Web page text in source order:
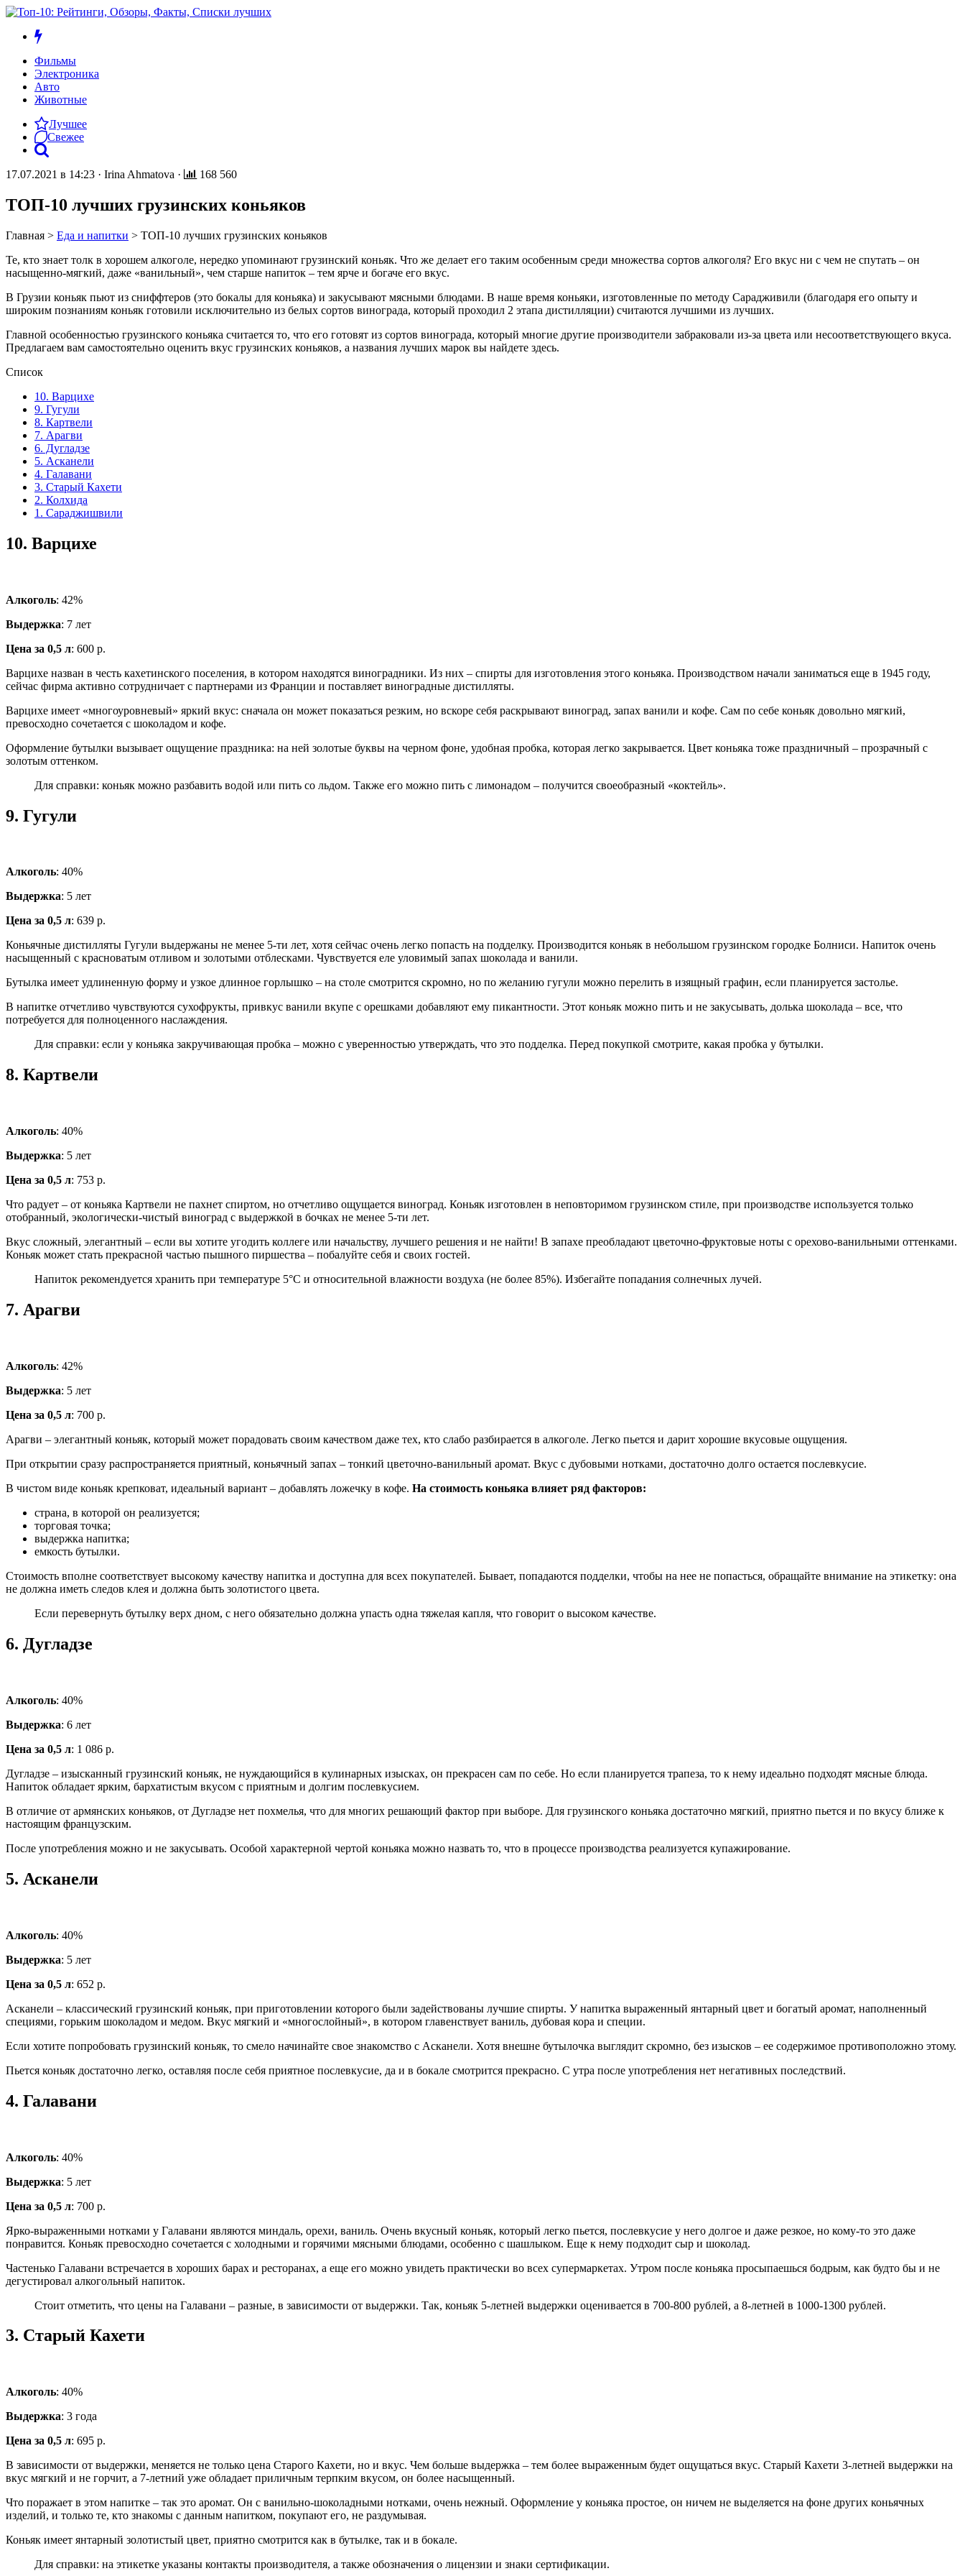
Фильмы
Электроника
Авто
Животные
Лучшее
Свежее
17.07.2021 в 14:23 · Irina Ahmatova · 168 560
ТОП-10 лучших грузинских коньяков
Главная > Еда и напитки > ТОП-10 лучших грузинских коньяков
Те, кто знает толк в хорошем алкоголе, нередко упоминают грузинский коньяк. Что же делает его таким особенным среди множества сортов алкоголя? Его вкус ни с чем не спутать – он
насыщенно-мягкий, даже «ванильный», чем старше напиток – тем ярче и богаче его вкус.
В Грузии коньяк пьют из сниффтеров (это бокалы для коньяка) и закусывают мясными блюдами. В наше время коньяки, изготовленные по методу Сарадживили (благодаря его опыту и
широким познаниям коньяк готовили исключительно из белых сортов винограда, который проходил 2 этапа дистилляции) считаются лучшими из лучших.
Главной особенностью грузинского коньяка считается то, что его готовят из сортов винограда, который многие другие производители забраковали из-за цвета или несоответствующего вкуса.
Предлагаем вам самостоятельно оценить вкус грузинских коньяков, а названия лучших марок вы найдете здесь.
Список
10. Варцихе
9. Гугули
8. Картвели
7. Арагви
6. Дугладзе
5. Асканели
4. Галавани
3. Старый Кахети
2. Колхида
1. Сараджишвили
10. Варцихе
Алкоголь: 42%
Выдержка: 7 лет
Цена за 0,5 л: 600 р.
Варцихе назван в честь кахетинского поселения, в котором находятся виноградники. Из них – спирты для изготовления этого коньяка. Производством начали заниматься еще в 1945 году,
сейчас фирма активно сотрудничает с партнерами из Франции и поставляет виноградные дистилляты.
Варцихе имеет «многоуровневый» яркий вкус: сначала он может показаться резким, но вскоре себя раскрывают виноград, запах ванили и кофе. Сам по себе коньяк довольно мягкий,
превосходно сочетается с шоколадом и кофе.
Оформление бутылки вызывает ощущение праздника: на ней золотые буквы на черном фоне, удобная пробка, которая легко закрывается. Цвет коньяка тоже праздничный – прозрачный с
золотым оттенком.
Для справки: коньяк можно разбавить водой или пить со льдом. Также его можно пить с лимонадом – получится своеобразный «коктейль».
9. Гугули
Алкоголь: 40%
Выдержка: 5 лет
Цена за 0,5 л: 639 р.
Коньячные дистилляты Гугули выдержаны не менее 5-ти лет, хотя сейчас очень легко попасть на подделку. Производится коньяк в небольшом грузинском городке Болниси. Напиток очень
насыщенный с красноватым отливом и золотыми отблесками. Чувствуется еле уловимый запах шоколада и ванили.
Бутылка имеет удлиненную форму и узкое длинное горлышко – на столе смотрится скромно, но по желанию гугули можно перелить в изящный графин, если планируется застолье.
В напитке отчетливо чувствуются сухофрукты, привкус ванили вкупе с орешками добавляют ему пикантности. Этот коньяк можно пить и не закусывать, долька шоколада – все, что
потребуется для полноценного наслаждения.
Для справки: если у коньяка закручивающая пробка – можно с уверенностью утверждать, что это подделка. Перед покупкой смотрите, какая пробка у бутылки.
8. Картвели
Алкоголь: 40%
Выдержка: 5 лет
Цена за 0,5 л: 753 р.
Что радует – от коньяка Картвели не пахнет спиртом, но отчетливо ощущается виноград. Коньяк изготовлен в неповторимом грузинском стиле, при производстве используется только
отобранный, экологически-чистый виноград с выдержкой в бочках не менее 5-ти лет.
Вкус сложный, элегантный – если вы хотите угодить коллеге или начальству, лучшего решения и не найти! В запахе преобладают цветочно-фруктовые ноты с орехово-ванильными оттенками.
Коньяк может стать прекрасной частью пышного пиршества – побалуйте себя и своих гостей.
Напиток рекомендуется хранить при температуре 5°C и относительной влажности воздуха (не более 85%). Избегайте попадания солнечных лучей.
7. Арагви
Алкоголь: 42%
Выдержка: 5 лет
Цена за 0,5 л: 700 р.
Арагви – элегантный коньяк, который может порадовать своим качеством даже тех, кто слабо разбирается в алкоголе. Легко пьется и дарит хорошие вкусовые ощущения.
При открытии сразу распространяется приятный, коньячный запах – тонкий цветочно-ванильный аромат. Вкус с дубовыми нотками, достаточно долго остается послевкусие.
В чистом виде коньяк крепковат, идеальный вариант – добавлять ложечку в кофе. На стоимость коньяка влияет ряд факторов:
страна, в которой он реализуется;
торговая точка;
выдержка напитка;
емкость бутылки.
Стоимость вполне соответствует высокому качеству напитка и доступна для всех покупателей. Бывает, попадаются подделки, чтобы на нее не попасться, обращайте внимание на этикетку: она
не должна иметь следов клея и должна быть золотистого цвета.
Если перевернуть бутылку верх дном, с него обязательно должна упасть одна тяжелая капля, что говорит о высоком качестве.
6. Дугладзе
Алкоголь: 40%
Выдержка: 6 лет
Цена за 0,5 л: 1 086 р.
Дугладзе – изысканный грузинский коньяк, не нуждающийся в кулинарных изысках, он прекрасен сам по себе. Но если планируется трапеза, то к нему идеально подходят мясные блюда.
Напиток обладает ярким, бархатистым вкусом с приятным и долгим послевкусием.
В отличие от армянских коньяков, от Дугладзе нет похмелья, что для многих решающий фактор при выборе. Для грузинского коньяка достаточно мягкий, приятно пьется и по вкусу ближе к
настоящим французским.
После употребления можно и не закусывать. Особой характерной чертой коньяка можно назвать то, что в процессе производства реализуется купажирование.
5. Асканели
Алкоголь: 40%
Выдержка: 5 лет
Цена за 0,5 л: 652 р.
Асканели – классический грузинский коньяк, при приготовлении которого были задействованы лучшие спирты. У напитка выраженный янтарный цвет и богатый аромат, наполненный
специями, горьким шоколадом и медом. Вкус мягкий и «многослойный», в котором главенствует ваниль, дубовая кора и специи.
Если хотите попробовать грузинский коньяк, то смело начинайте свое знакомство с Асканели. Хотя внешне бутылочка выглядит скромно, без изысков – ее содержимое противоположно этому.
Пьется коньяк достаточно легко, оставляя после себя приятное послевкусие, да и в бокале смотрится прекрасно. С утра после употребления нет негативных последствий.
4. Галавани
Алкоголь: 40%
Выдержка: 5 лет
Цена за 0,5 л: 700 р.
Ярко-выраженными нотками у Галавани являются миндаль, орехи, ваниль. Очень вкусный коньяк, который легко пьется, послевкусие у него долгое и даже резкое, но кому-то это даже
понравится. Коньяк превосходно сочетается с холодными и горячими мясными блюдами, особенно с шашлыком. Еще к нему подходит сыр и шоколад.
Частенько Галавани встречается в хороших барах и ресторанах, а еще его можно увидеть практически во всех супермаркетах. Утром после коньяка просыпаешься бодрым, как будто бы и не
дегустировал алкогольный напиток.
Стоит отметить, что цены на Галавани – разные, в зависимости от выдержки. Так, коньяк 5-летней выдержки оценивается в 700-800 рублей, а 8-летней в 1000-1300 рублей.
3. Старый Кахети
Алкоголь: 40%
Выдержка: 3 года
Цена за 0,5 л: 695 р.
В зависимости от выдержки, меняется не только цена Старого Кахети, но и вкус. Чем больше выдержка – тем более выраженным будет ощущаться вкус. Старый Кахети 3-летней выдержки на
вкус мягкий и не горчит, а 7-летний уже обладает приличным терпким вкусом, он более насыщенный.
Что поражает в этом напитке – так это аромат. Он с ванильно-шоколадными нотками, очень нежный. Оформление у коньяка простое, он ничем не выделяется на фоне других коньячных
изделий, и только те, кто знакомы с данным напитком, покупают его, не раздумывая.
Коньяк имеет янтарный золотистый цвет, приятно смотрится как в бутылке, так и в бокале.
Для справки: на этикетке указаны контакты производителя, а также обозначения о лицензии и знаки сертификации.